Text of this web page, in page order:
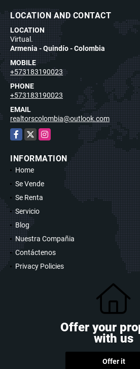
LOCATION AND CONTACT
LOCATION
Virtual.
Armenia - Quindío - Colombia
MOBILE
+573183190023
PHONE
+573183190023
EMAIL
realtorscolombia@outlook.com
Facebook
X Instagram
INFORMATION
Home
Se Vende
Se Renta
Servicio
Blog
Nuestra Compañia
Contáctenos
Privacy Policies
Offer your
with us
Offer it